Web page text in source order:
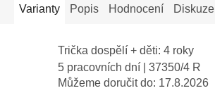
Varianty Popis Hodnocení Diskuze
Trička dospělí + děti: 4 roky
5 pracovních dní
| 37350/4 R
Můžeme doručit do: 17.8.2026